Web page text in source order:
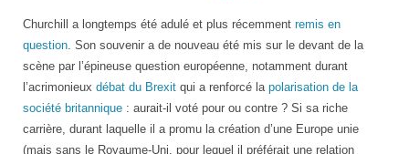
Churchill a longtemps été adulé et plus récemment remis en
question . Son souvenir a de nouveau été mis sur le devant de la
scène par l’épineuse question européenne, notamment durant
l’acrimonieux débat du Brexit qui a renforcé la polarisation de la
société britannique : aurait-il voté pour ou contre ? Si sa riche
carrière, durant laquelle il a promu la création d’une Europe unie
(mais sans le Royaume-Uni, pour lequel il préférait une relation